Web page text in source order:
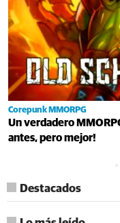
Corepunk MMORPG
Un verdadero
antes, pero mejor!
Destacados